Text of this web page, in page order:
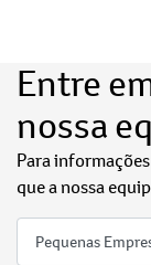
Entre
nossa
Para
que a nossa